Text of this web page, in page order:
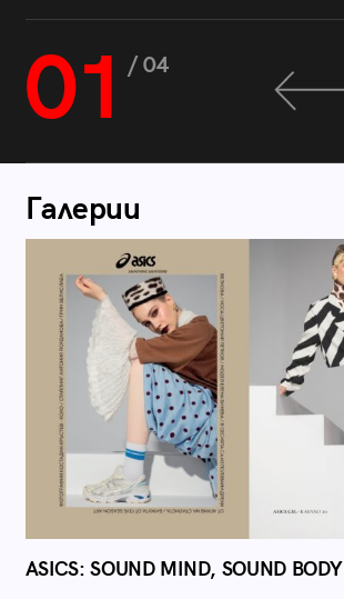
01 / 04
Галерии
ASICS: SOUND MIND, SOUND BODY